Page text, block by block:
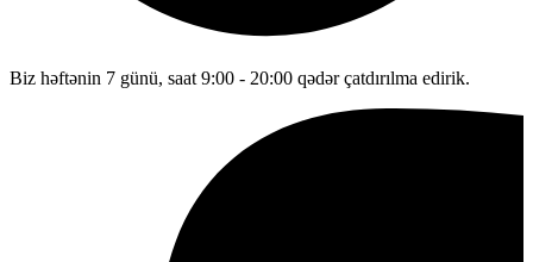
Biz həftənin 7 günü, saat 9:00 - 20:00 qədər çatdırılma edirik.